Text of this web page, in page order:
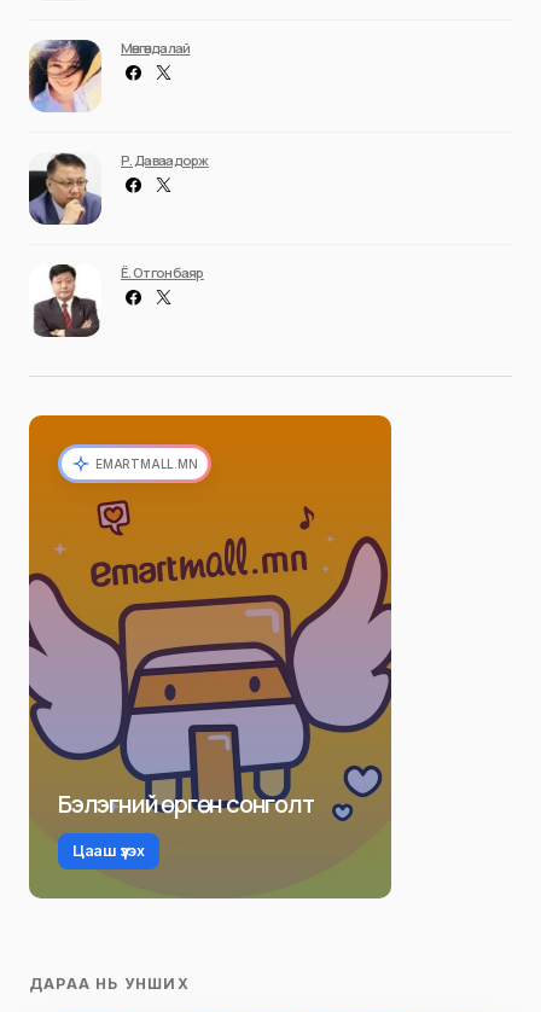
Мөнгөндалай
Р. Даваадорж
Ё. Отгонбаяр
EMARTMALL.MN
Бэлэгний өргөн сонголт
Цааш үзэх
ДАРАА НЬ УНШИХ